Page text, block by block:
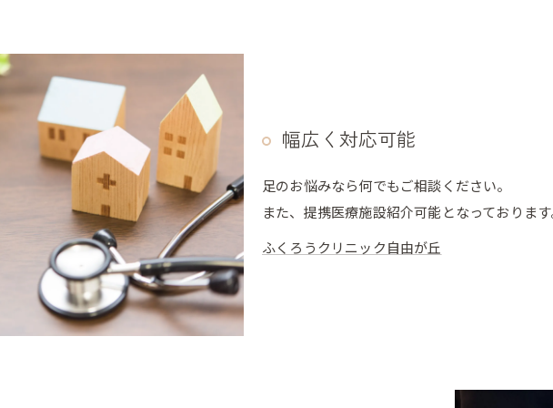
幅広く対応可能
足のお悩みなら何でもご相談ください。
また、提携医療施設紹介可能となっておりま
ふくろうクリニック自由が丘